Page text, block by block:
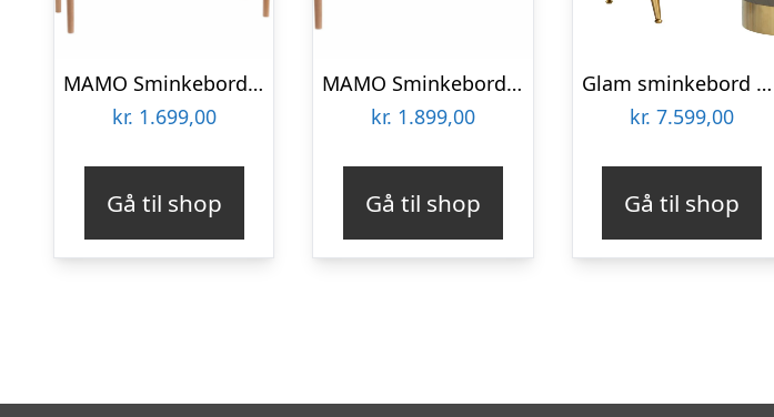
MAMO Sminkebord med spejl – 65x35cm Petrol Blå
kr. 1.699,00
Gå til shop
MAMO Sminkebord med spejl – 105x35cm Marineblå
kr. 1.899,00
Gå til shop
Glam sminkebord med skammel, guldfarvede kanter, 120x40x75, 36×39 cm
kr. 7.599,00
Gå til shop